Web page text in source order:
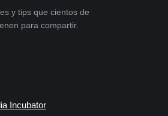
y tips que cientos de
para compartir.
Incubator